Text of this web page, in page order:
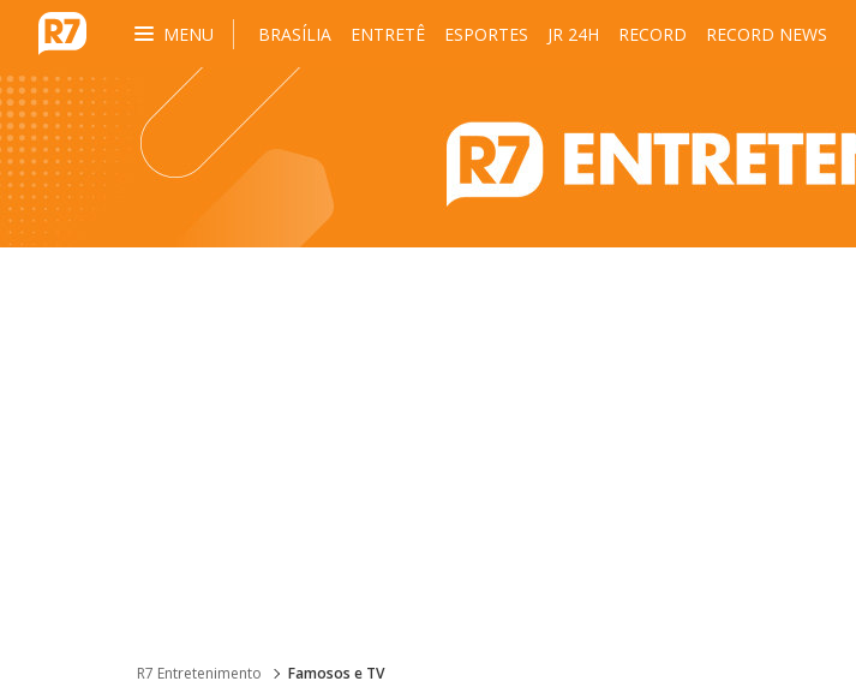
MENU BRASÍLIA ENTRETÊ ESPORTES JR 24H RECORD RECORD NEWS
R7 Entretenimento Famosos e TV